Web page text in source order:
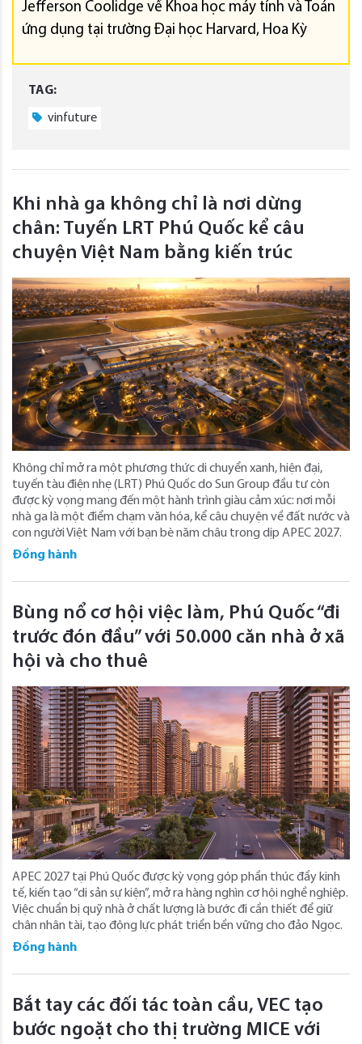
Jefferson Coolidge về Khoa học máy tính và Toán
ứng dụng tại trường Đại học Harvard, Hoa Kỳ
TAG:
vinfuture
Khi nhà ga không chỉ là nơi dừng
chân: Tuyến LRT Phú Quốc kể câu
chuyện Việt Nam bằng kiến trúc
Không chỉ mở ra một phương thức di chuyển xanh, hiện đại,
tuyến tàu điện nhẹ (LRT) Phú Quốc do Sun Group đầu tư còn
được kỳ vọng mang đến một hành trình giàu cảm xúc: nơi mỗi
nhà ga là một điểm chạm văn hóa, kể câu chuyện về đất nước và
con người Việt Nam với bạn bè năm châu trong dịp APEC 2027.
Đồng hành
Bùng nổ cơ hội việc làm, Phú Quốc “đi
trước đón đầu” với 50.000 căn nhà ở xã
hội và cho thuê
APEC 2027 tại Phú Quốc được kỳ vọng góp phần thúc đẩy kinh
tế, kiến tạo “di sản sự kiện”, mở ra hàng nghìn cơ hội nghề nghiệp.
Việc chuẩn bị quỹ nhà ở chất lượng là bước đi cần thiết để giữ
chân nhân tài, tạo động lực phát triển bền vững cho đảo Ngọc.
Đồng hành
Bắt tay các đối tác toàn cầu, VEC tạo
bước ngoặt cho thị trường MICE với